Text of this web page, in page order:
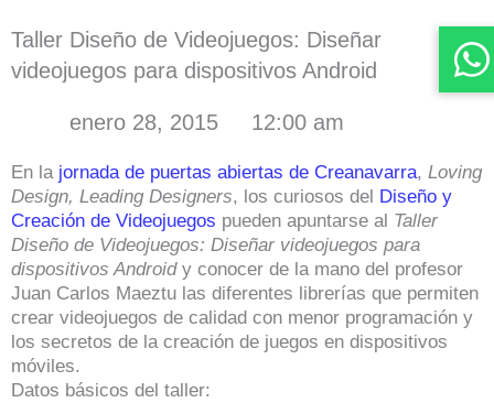
Taller Diseño de Videojuegos: Diseñar
videojuegos para dispositivos Android
enero 28, 2015 12:00 am
En la jornada de puertas abiertas de Creanavarra, Loving
Design, Leading Designers, los curiosos del
Diseño y
Creación de Videojuegos pueden apuntarse al Taller
Diseño de Videojuegos: Diseñar videojuegos para
dispositivos Androidy conocer de la mano del profesor
Juan Carlos Maeztu las diferentes librerías que permiten
crear videojuegos de calidad con menor programación y
los secretos de la creación de juegos en dispositivos
móviles.
Datos básicos del taller: